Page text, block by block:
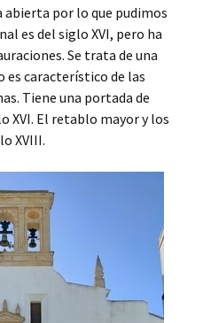
abierta por lo que pudimos
es del siglo XVI, pero ha
Se trata de una
es característico de las
Tiene una portada de
XVI. El retablo mayor y los
XVIII.